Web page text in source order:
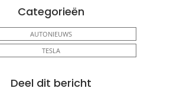
Categorieën
AUTONIEUWS
TESLA
Deel dit bericht